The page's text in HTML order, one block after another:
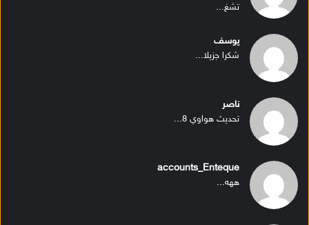
تشغ...
يوسف
شكرا جزيلا...
ناصر
تحديث هواوي 8...
accounts_Enteque
ههه...